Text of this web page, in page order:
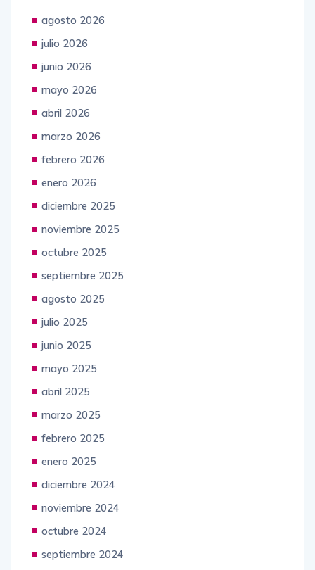
agosto 2026
julio 2026
junio 2026
mayo 2026
abril 2026
marzo 2026
febrero 2026
enero 2026
diciembre 2025
noviembre 2025
octubre 2025
septiembre 2025
agosto 2025
julio 2025
junio 2025
mayo 2025
abril 2025
marzo 2025
febrero 2025
enero 2025
diciembre 2024
noviembre 2024
octubre 2024
septiembre 2024